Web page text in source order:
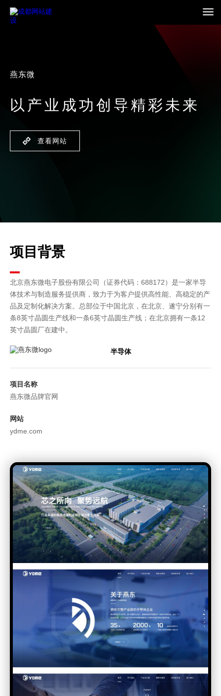
燕东微
以产业成功创导精彩未来
查看网站
项目背景
北京燕东微电子股份有限公司（证券代码：688172）是一家半导
体技术与制造服务提供商，致力于为客户提供高性能、高稳定的产
品及定制化解决方案。总部位于中国北京，在北京、遂宁分别有一
条8英寸晶圆生产线和一条6英寸晶圆生产线；在北京拥有一条12
英寸晶圆厂在建中。
半导体
项目名称
燕东微品牌官网
网站
ydme.com